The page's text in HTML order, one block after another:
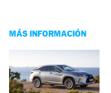
MÁS INFORMACIÓN